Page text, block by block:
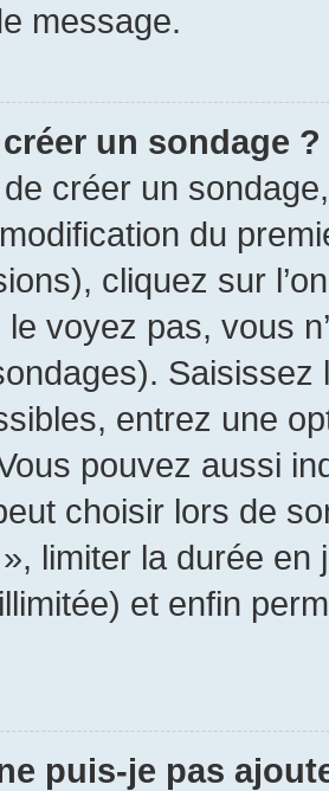
message.
un sondage ?
créer un
du
cliquez sur
voyez pas, vous
entrez une
pouvez aussi
choisir lors de
», limiter la durée
et enfin
puis-je pas